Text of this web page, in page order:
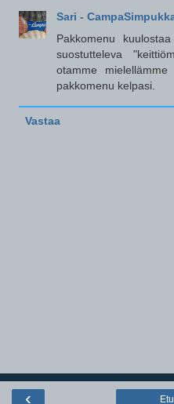
Sari -
Pakkomenu
suostutteleva
otamme
pakkomenu kelpasi.
Vastaa
‹